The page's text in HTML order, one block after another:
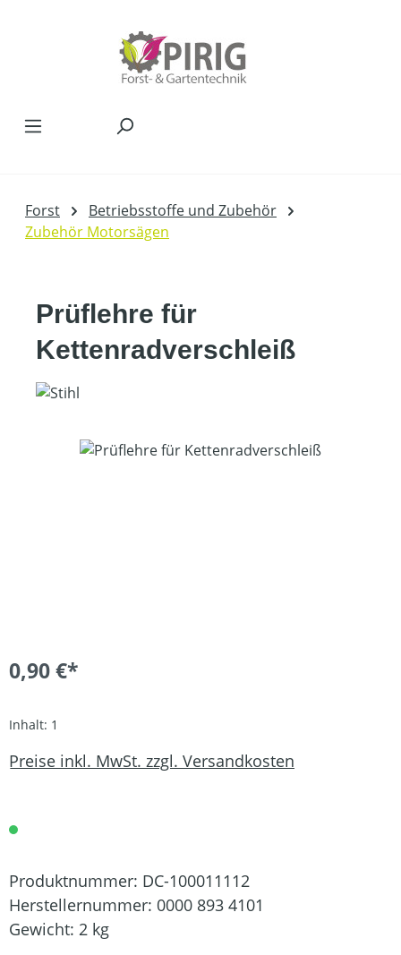
Forst
Betriebsstoffe und Zubehör
Zubehör Motorsägen
Prüflehre für
Kettenradverschleiß
Bildergalerie überspringen
0,90 €*
Inhalt: 1
Preise inkl. MwSt. zzgl. Versandkosten
Produktnummer: DC-100011112
Herstellernummer: 0000 893 4101
Gewicht: 2 kg